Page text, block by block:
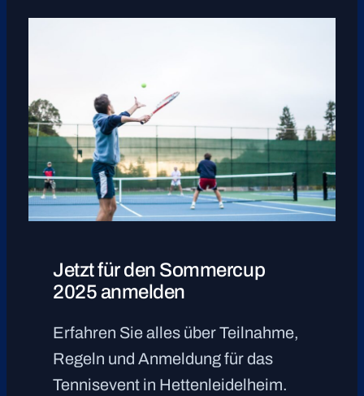
Jetzt für den Sommercup
2025 anmelden
Erfahren Sie alles über Teilnahme,
Regeln und Anmeldung für das
Tennisevent in Hettenleidelheim.